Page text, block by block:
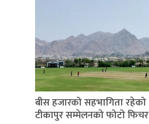
बीस हजारको सहभागिता रहेको
टीकापुर सम्मेलनको फोटो फिचर